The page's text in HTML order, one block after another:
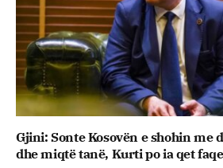
Gjini: Sonte Kosovën e shohin me
dhe miqtë tanë, Kurti po ia qet